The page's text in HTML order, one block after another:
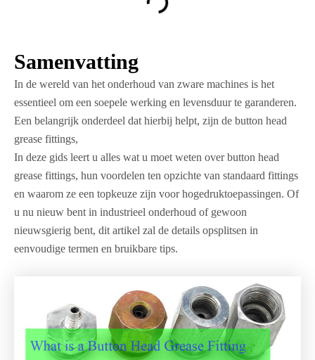
Samenvatting
In de wereld van het onderhoud van zware machines is het
essentieel om een soepele werking en levensduur te garanderen.
Een belangrijk onderdeel dat hierbij helpt, zijn de button head
grease fittings,
In deze gids leert u alles wat u moet weten over button head
grease fittings, hun voordelen ten opzichte van standaard fittings
en waarom ze een topkeuze zijn voor hogedruktoepassingen. Of
u nu nieuw bent in industrieel onderhoud of gewoon
nieuwsgierig bent, dit artikel zal de details opsplitsen in
eenvoudige termen en bruikbare tips.